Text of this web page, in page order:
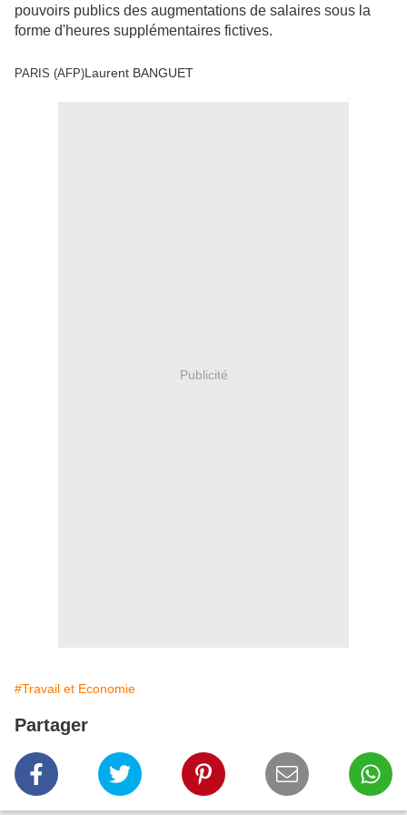
pouvoirs publics des augmentations de salaires sous la
forme d'heures supplémentaires fictives.
PARIS (AFP)Laurent BANGUET
Publicité
#Travail et Economie
Partager